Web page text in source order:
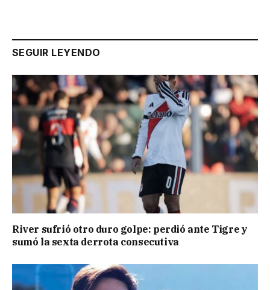
SEGUIR LEYENDO
River sufrió otro duro golpe: perdió ante Tigre y
sumó la sexta derrota consecutiva